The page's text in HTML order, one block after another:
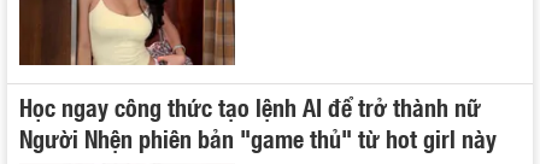
Học ngay công thức tạo lệnh AI để trở thành nữ
Người Nhện phiên bản "game thủ" từ hot girl này